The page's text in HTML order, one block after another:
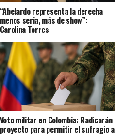
“Abelardo representa la derecha
menos seria, más de show”:
Carolina Torres
Voto militar en Colombia: Radicarán
proyecto para permitir el sufragio a